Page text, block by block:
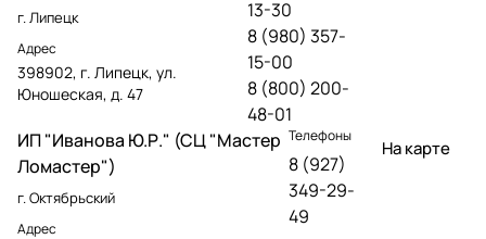
г. Липецк
Адрес
398902, г. Липецк, ул.
Юношеская, д. 47
13-30
8 (980) 357-
15-00
8 (800) 200-
48-01
ИП "Иванова Ю.Р." (СЦ "Мастер
Ломастер")
г. Октябрьский
Адрес
Телефоны
8 (927)
349-29-
49
На карте